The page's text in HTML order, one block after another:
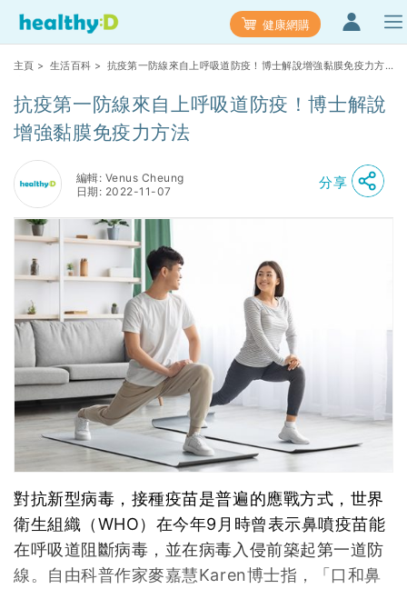
健康網購
主頁 > 生活百科 > 抗疫第一防線來自上呼吸道防疫！博士解說增強黏膜免疫力方
抗疫第一防線來自上呼吸道防疫！博士解說
增強黏膜免疫力方法
編輯: Venus Cheung
日期: 2022-11-07
分享
對抗新型病毒，接種疫苗是普遍的應戰方式，世界
衛生組織（WHO）在今年9月時曾表示鼻噴疫苗能
在呼吸道阻斷病毒，並在病毒入侵前築起第一道防
線。自由科普作家麥嘉慧Karen博士指，「口和鼻